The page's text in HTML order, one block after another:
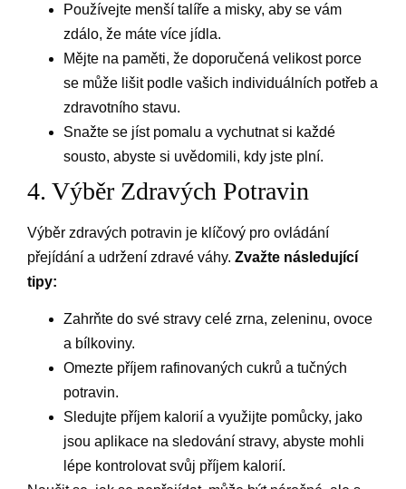
Používejte menší talíře a misky, aby se vám
zdálo, že máte více jídla.
Mějte na paměti, že doporučená velikost porce
se může lišit podle vašich individuálních potřeb a
zdravotního stavu.
Snažte se jíst pomalu a vychutnat si každé
sousto, abyste si uvědomili, kdy jste plní.
4. Výběr Zdravých Potravin
Výběr zdravých potravin je klíčový pro ovládání
přejídání a udržení zdravé váhy. Zvažte následující
tipy:
Zahrňte do své stravy celé zrna, zeleninu, ovoce
a bílkoviny.
Omezte příjem rafinovaných cukrů a tučných
potravin.
Sledujte příjem kalorií a využijte pomůcky, jako
jsou aplikace na sledování stravy, abyste mohli
lépe kontrolovat svůj příjem kalorií.